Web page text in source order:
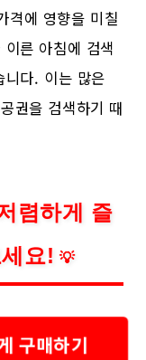
격에 영향을 미칠
른 아침에 검색
니다. 이는 많은
권을 검색하기 때
렴하게 즐
요! 💡
구매하기